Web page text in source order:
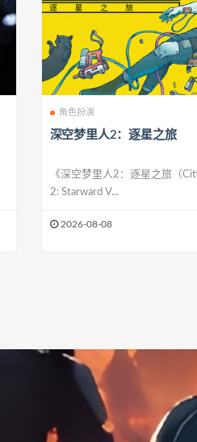
角色扮演
深空梦里人2：逐星之旅
《深空梦里人2：逐星之旅（
2: Starward V...
2026-08-08